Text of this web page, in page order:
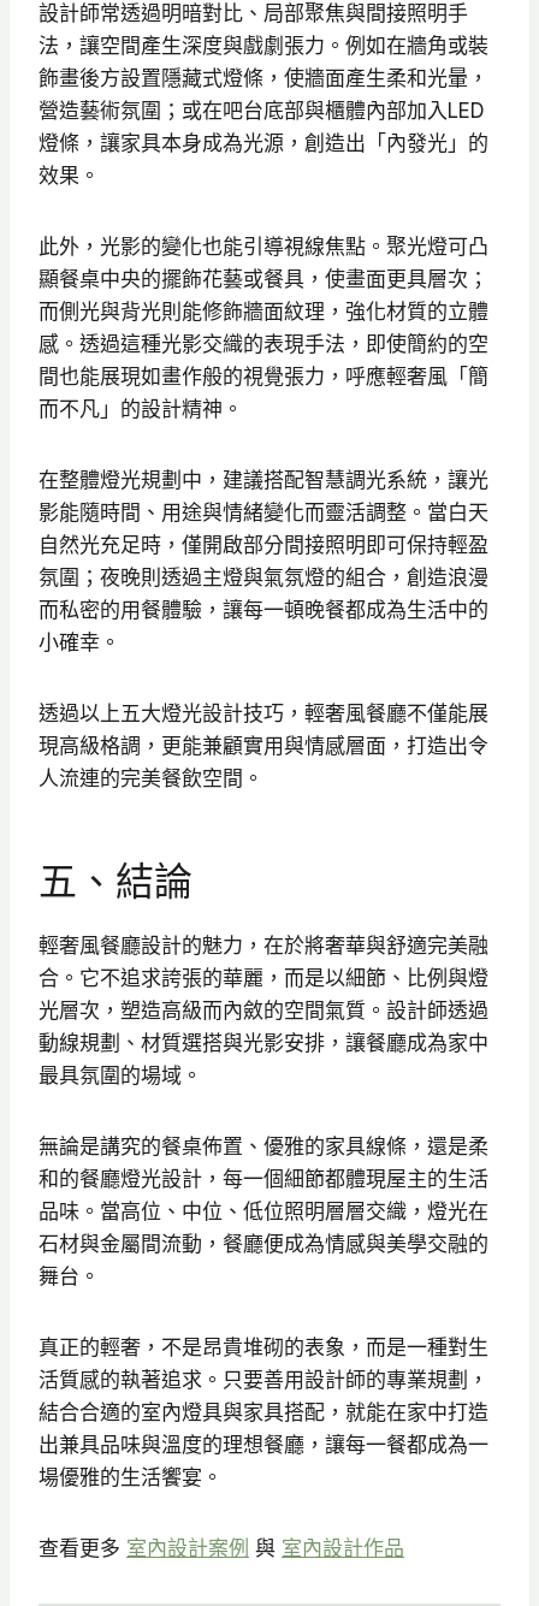
設計師常透過明暗對比、局部聚焦與間接照明手
法，讓空間產生深度與戲劇張力。例如在牆角或裝
飾畫後方設置隱藏式燈條，使牆面產生柔和光暈，
營造藝術氛圍；或在吧台底部與櫃體內部加入LED
燈條，讓家具本身成為光源，創造出「內發光」的
效果。
此外，光影的變化也能引導視線焦點。聚光燈可凸
顯餐桌中央的擺飾花藝或餐具，使畫面更具層次；
而側光與背光則能修飾牆面紋理，強化材質的立體
感。透過這種光影交織的表現手法，即使簡約的空
間也能展現如畫作般的視覺張力，呼應輕奢風「簡
而不凡」的設計精神。
在整體燈光規劃中，建議搭配智慧調光系統，讓光
影能隨時間、用途與情緒變化而靈活調整。當白天
自然光充足時，僅開啟部分間接照明即可保持輕盈
氛圍；夜晚則透過主燈與氣氛燈的組合，創造浪漫
而私密的用餐體驗，讓每一頓晚餐都成為生活中的
小確幸。
透過以上五大燈光設計技巧，輕奢風餐廳不僅能展
現高級格調，更能兼顧實用與情感層面，打造出令
人流連的完美餐飲空間。
五、結論
輕奢風餐廳設計的魅力，在於將奢華與舒適完美融
合。它不追求誇張的華麗，而是以細節、比例與燈
光層次，塑造高級而內斂的空間氣質。設計師透過
動線規劃、材質選搭與光影安排，讓餐廳成為家中
最具氛圍的場域。
無論是講究的餐桌佈置、優雅的家具線條，還是柔
和的餐廳燈光設計，每一個細節都體現屋主的生活
品味。當高位、中位、低位照明層層交織，燈光在
石材與金屬間流動，餐廳便成為情感與美學交融的
舞台。
真正的輕奢，不是昂貴堆砌的表象，而是一種對生
活質感的執著追求。只要善用設計師的專業規劃，
結合合適的室內燈具與家具搭配，就能在家中打造
出兼具品味與溫度的理想餐廳，讓每一餐都成為一
場優雅的生活饗宴。
查看更多 室內設計案例 與 室內設計作品